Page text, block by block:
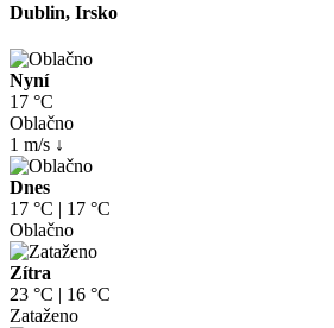
Dublin, Irsko
Nyní
17 °C
Oblačno
1 m/s ↓
Dnes
17 °C | 17 °C
Oblačno
Zítra
23 °C | 16 °C
Zataženo